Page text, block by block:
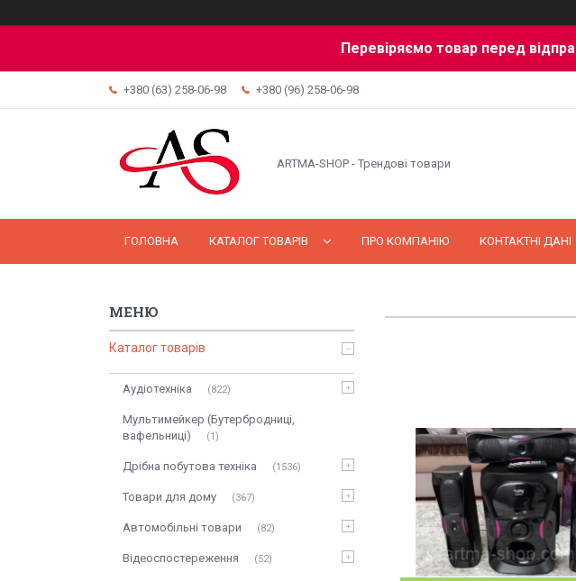
Перевіряємо товар перед
+380 (63) 258-06-98 +380 (96) 258-06-98
ARTMA-SHOP - Трендові товари
ГОЛОВНА КАТАЛОГ ТОВАРІВ ПРО КОМПАНІЮ КОНТАКТНІ ДАНІ
Каталог товарів
Аудіотехніка 822
Мультимейкер (Бутербродниці,
вафельниці)
1
Дрібна побутова техніка 1536
Товари для дому 367
Автомобільні товари 82
Відеоспостереження 52